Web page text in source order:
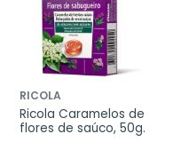
RICOLA
Ricola Caramelos de
flores de saúco, 50g.